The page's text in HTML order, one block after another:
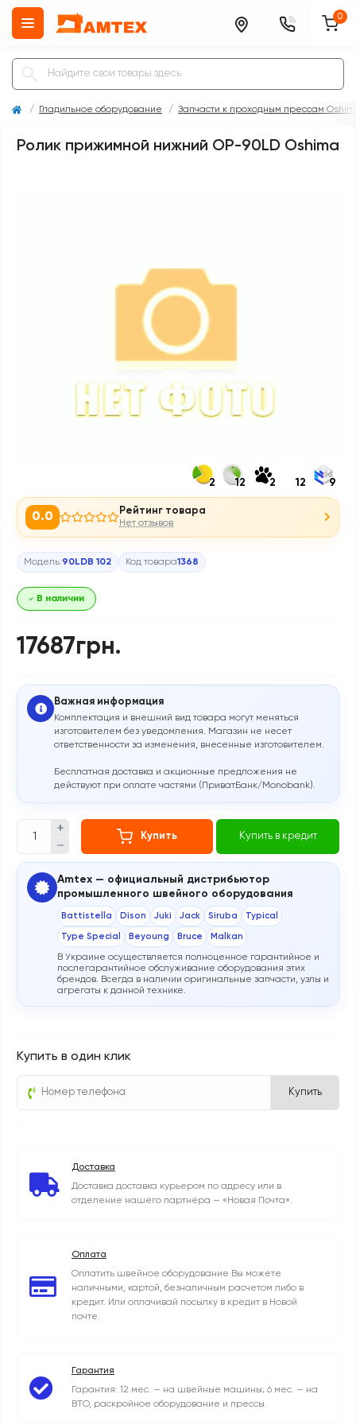
0
Гладильное оборудование Запчасти к проходным прессам
Ролик прижимной нижний ОР-90LD Oshima
2 12 2 12 9
0.0 Рейтинг товара
Нет отзывов
Модель:90LDB 102 Код товара1368
В наличии
17687грн.
Важная информация
Комплектация и внешний вид товара могут меняться
изготовителем без уведомления. Магазин не несет
ответственности за изменения, внесенные изготовителем.
Бесплатная доставка и акционные предложения не
действуют при оплате частями (ПриватБанк/Monobank).
Купить Купить в кредит
Amtex — официальный дистрибьютор
промышленного швейного оборудования
Battistella Dison Juki Jack Siruba Typical
Type Special Beyoung Bruce Malkan
В Украине осуществляется полноценное гарантийное и
послегарантийное обслуживание оборудования этих
брендов. Всегда в наличии оригинальные запчасти, узлы и
агрегаты к данной технике.
Купить в один клик
Купить
Доставка
Доставка доставка курьером по адресу или в
отделение нашего партнёра — «Новая Почта».
Оплата
Оплатить швейное оборудование Вы можете
наличными, картой, безналичным расчетом либо в
кредит. Или оплачивай посылку в кредит в Новой
почте.
Гарантия
Гарантия: 12 мес. — на швейные машины; 6 мес. — на
ВТО, раскройное оборудование и прессы.